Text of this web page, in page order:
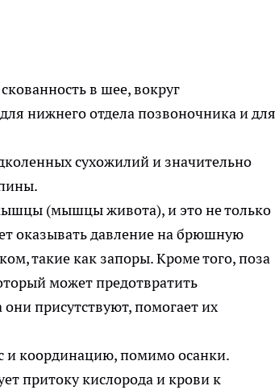
в шее, вокруг
нижнего отдела позвоночника и для
сухожилий и значительно
(мышцы живота), и это не только
оказывать давление на брюшную
такие как запоры. Кроме того, поза
может предотвратить
они присутствуют, помогает их
и координацию, помимо осанки.
притоку кислорода и крови к